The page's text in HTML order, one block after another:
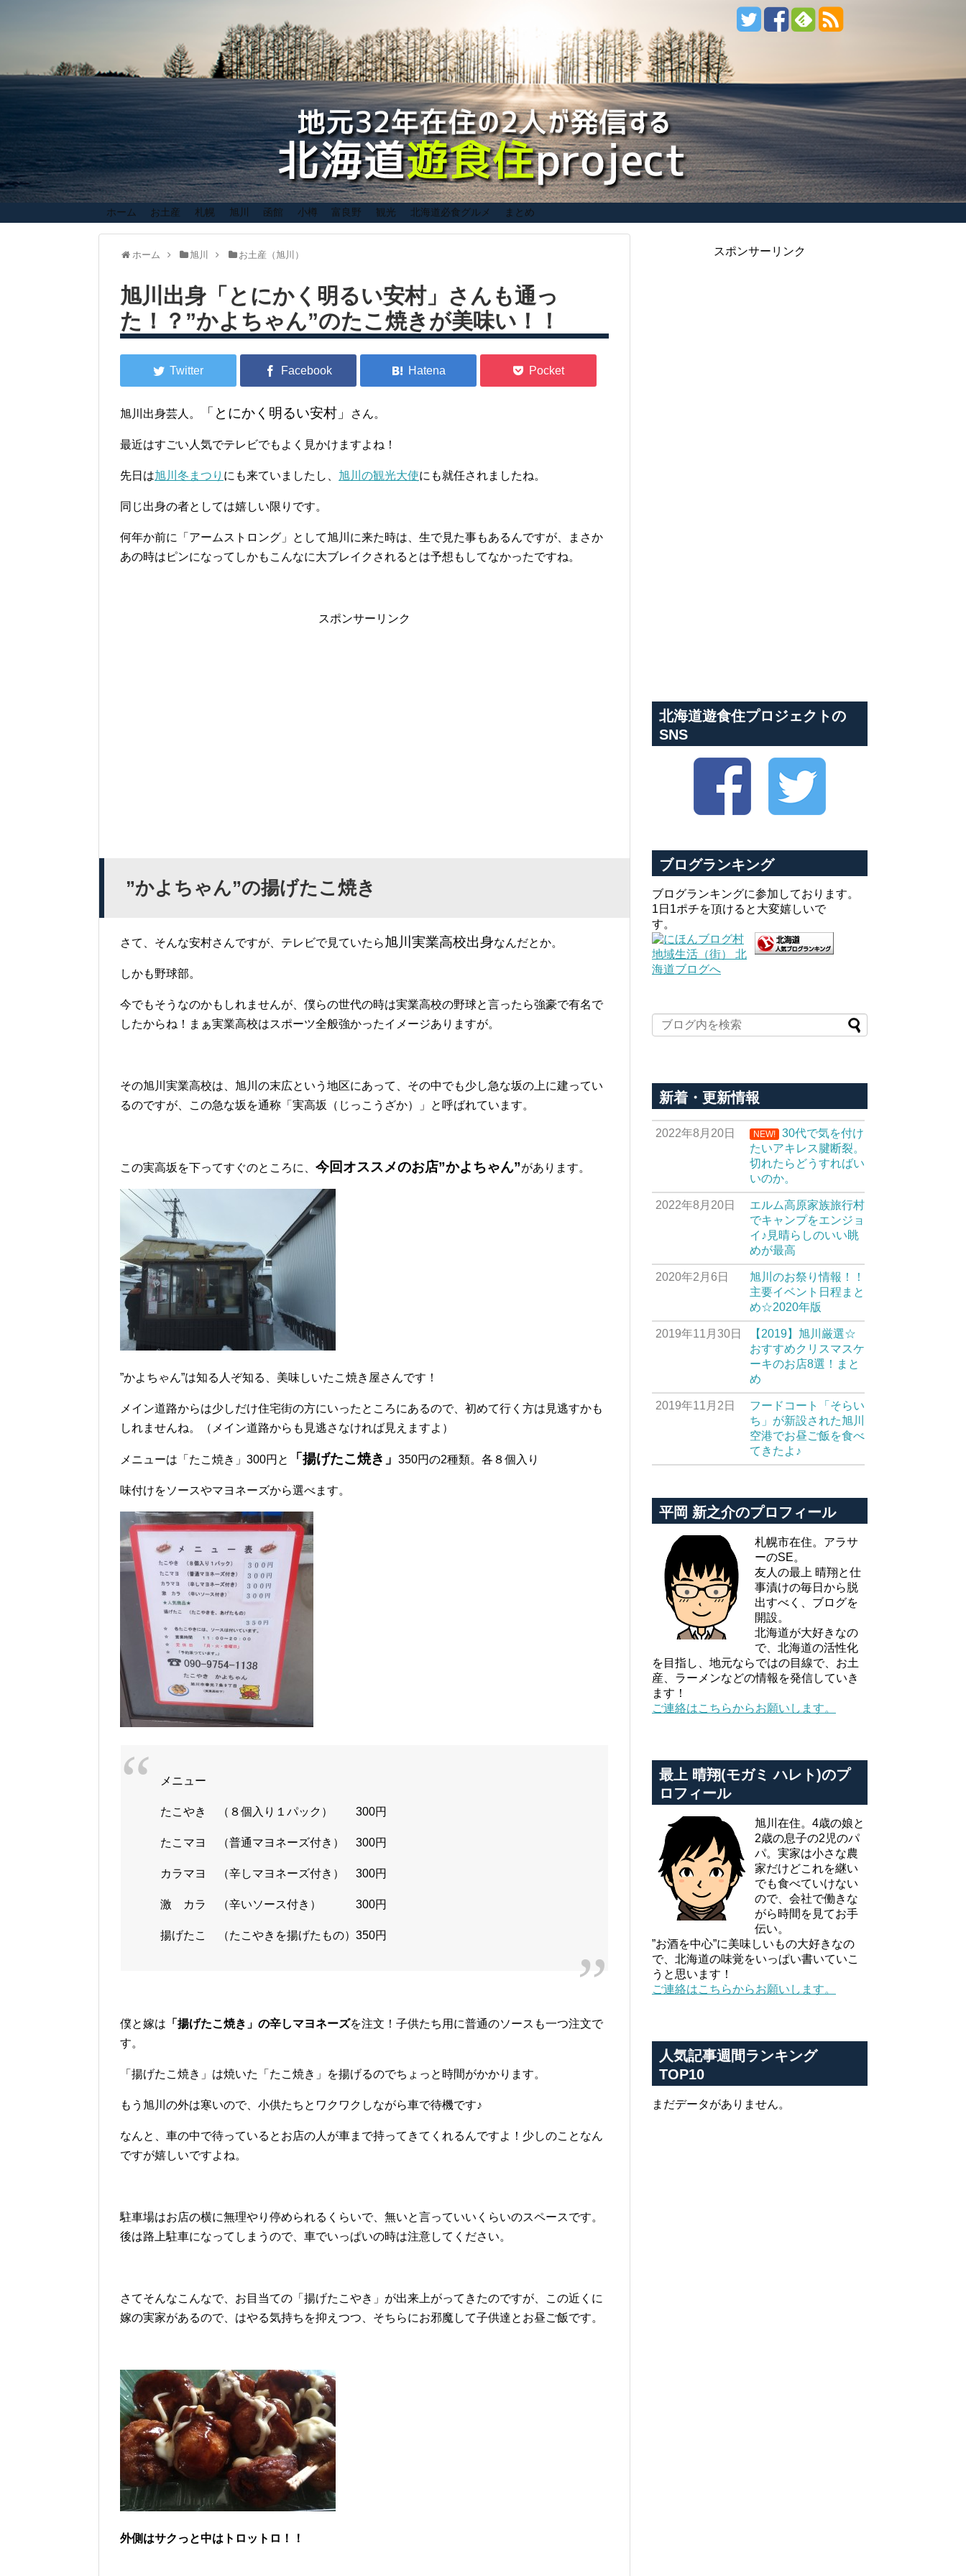
ホーム お土産 札幌 旭川 函館 小樽 富良野 観光 北海道必食グルメ まとめ
ホーム 旭川 お土産（旭川）
旭川出身「とにかく明るい安村」さんも通っ
た！？”かよちゃん”のたこ焼きが美味い！！
旭川出身芸人。 「とにかく明るい安村」 さん。
最近はすごい人気でテレビでもよく見かけますよね！
先日は旭川冬まつり にも来ていましたし、 旭川の観光大使にも就任されましたね。
同じ出身の者としては嬉しい限りです。
何年か前に 「アームストロング」
として旭川に来た時は、生で見た事もあるんですが、まさか
あの時はピンになってしかもこんなに大ブレイクされるとは予想もしてなかったですね。
スポンサーリンク
”かよちゃん”の揚げたこ焼き
さて、そんな安村さんですが、テレビで見ていたら旭川実業高校出身なんだとか。
しかも野球部。
今でもそうなのかもしれませんが、僕らの世代の時は実業高校の野球と言ったら強豪で有名で
したからね！まぁ実業高校はスポーツ全般強かったイメージありますが。
その旭川実業高校は、旭川の末広という地区にあって、その中でも少し急な坂の上に建ってい
るのですが、この急な坂を通称「実高坂（じっこうざか）」と呼ばれています。
この実高坂を下ってすぐのところに、 今回オススメのお店”かよちゃん”があります。
”かよちゃん”は知る人ぞ知る、美味しいたこ焼き屋さんです！
メイン道路からは少しだけ住宅街の方にいったところにあるので、初めて行く方は見逃すかも
しれませんね。（メイン道路からも見逃さなければ見えますよ）
メニューは「たこ焼き」300円と 「揚げたこ焼き」 350円の2種類。各８個入り
味付けをソースやマヨネーズから選べます。
メニュー
たこやき （８個入り１パック） 300円
たこマヨ （普通マヨネーズ付き） 300円
カラマヨ （辛しマヨネーズ付き） 300円
激 カラ （辛いソース付き） 300円
揚げたこ （たこやきを揚げたもの）350円
僕と嫁は 「揚げたこ焼き」の辛しマヨネーズを注文！子供たち用に普通のソースも一つ注文で
す。
「揚げたこ焼き」は焼いた「たこ焼き」を揚げるのでちょっと時間がかかります。
もう旭川の外は寒いので、小供たちとワクワクしながら車で待機です♪
なんと、車の中で待っているとお店の人が車まで持ってきてくれるんですよ！少しのことなん
ですが嬉しいですよね。
駐車場はお店の横に無理やり停められるくらいで、無いと言っていいくらいのスペースです。
後は路上駐車になってしまうので、車でいっぱいの時は注意してください。
さてそんなこんなで、お目当ての「揚げたこやき」が出来上がってきたのですが、この近くに
嫁の実家があるので、はやる気持ちを抑えつつ、そちらにお邪魔して子供達とお昼ご飯です。
外側はサクっと中はトロットロ！！
スポンサーリンク
北海道遊食住プロジェクトの
SNS
ブログランキング
ブログランキングに参加しております。
1日1ポチを頂けると大変嬉しいで
す。
新着・更新情報
2022年8月20日 NEW!
30代で気を付け
たいアキレス腱断裂。
切れたらどうすればい
いのか。
2022年8月20日
エルム高原家族旅行村
でキャンプをエンジョ
イ♪見晴らしのいい眺
めが最高
2020年2月6日
旭川のお祭り情報！！
主要イベント日程まと
め☆2020年版
2019年11月30日
【2019】旭川厳選☆
おすすめクリスマスケ
ーキのお店8選！まと
め
2019年11月2日
フードコート「そらい
ち」が新設された旭川
空港でお昼ご飯を食べ
てきたよ♪
平岡 新之介のプロフィール
札幌市在住。アラサ
ーのSE。
友人の最上 晴翔と仕
事漬けの毎日から脱
出すべく、ブログを
開設。
北海道が大好きなの
で、北海道の活性化
を目指し、地元ならではの目線で、お土
産、ラーメンなどの情報を発信していき
ます！
ご連絡はこちらからお願いします。
最上 晴翔(モガミ ハレト)のプ
ロフィール
旭川在住。4歳の娘と
2歳の息子の2児のパ
パ。実家は小さな農
家だけどこれを継い
でも食べていけない
ので、会社で働きな
がら時間を見てお手
伝い。
”お酒を中心”に美味しいもの大好きなの
で、北海道の味覚をいっぱい書いていこ
うと思います！
ご連絡はこちらからお願いします。
人気記事週間ランキング
TOP10
まだデータがありません。